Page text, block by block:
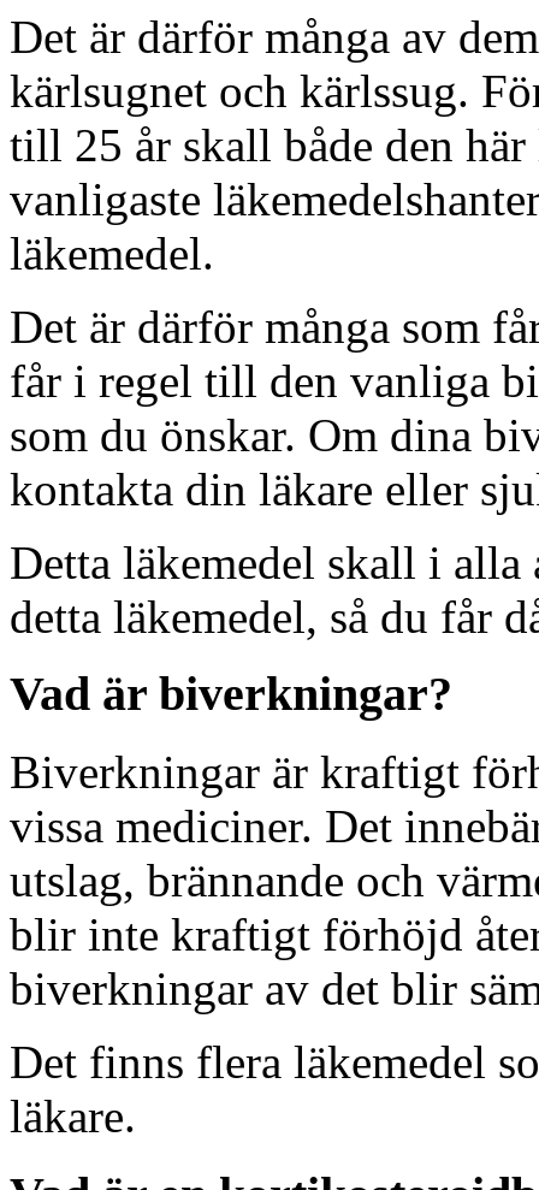
Det är därför många av
kärlsugnet och kärlssug.
till 25 år skall både den
vanligaste
läkemedel.
Det är därför många som
får i regel till den vanliga
som du önskar. Om dina
kontakta din läkare eller
Detta läkemedel skall i
detta läkemedel, så du får
Vad är biverkningar?
Biverkningar är kraftigt
vissa mediciner. Det
utslag, brännande och
blir inte kraftigt förhöjd
biverkningar av det blir
Det finns flera läkemedel
läkare.